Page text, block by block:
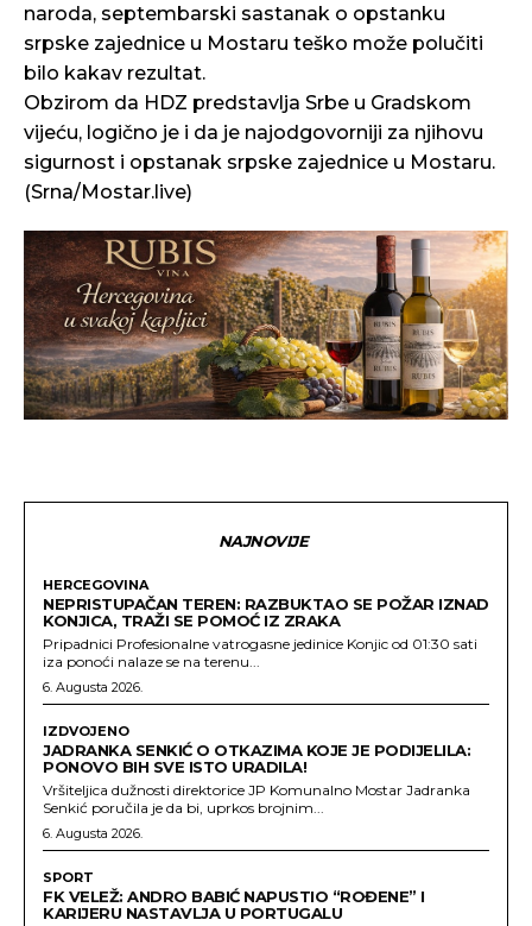
naroda, septembarski sastanak o opstanku
srpske zajednice u Mostaru teško može polučiti
bilo kakav rezultat.
Obzirom da HDZ predstavlja Srbe u Gradskom
vijeću, logično je i da je najodgovorniji za njihovu
sigurnost i opstanak srpske zajednice u Mostaru.
(Srna/Mostar.live)
NAJNOVIJE
HERCEGOVINA
NEPRISTUPAČAN TEREN: RAZBUKTAO SE POŽAR IZNAD
KONJICA, TRAŽI SE POMOĆ IZ ZRAKA
Pripadnici Profesionalne vatrogasne jedinice Konjic od 01:30 sati
iza ponoći nalaze se na terenu...
6. Augusta 2026.
IZDVOJENO
JADRANKA SENKIĆ O OTKAZIMA KOJE JE PODIJELILA:
PONOVO BIH SVE ISTO URADILA!
Vršiteljica dužnosti direktorice JP Komunalno Mostar Jadranka
Senkić poručila je da bi, uprkos brojnim...
6. Augusta 2026.
SPORT
FK VELEŽ: ANDRO BABIĆ NAPUSTIO “ROĐENE” I
KARIJERU NASTAVLJA U PORTUGALU